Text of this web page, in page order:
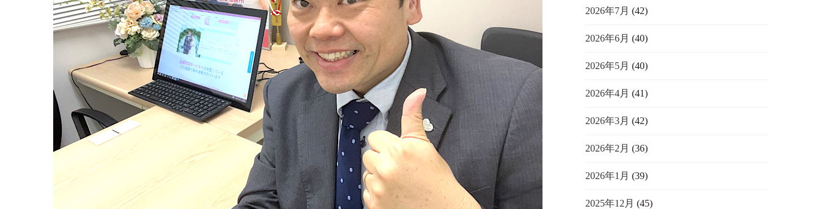
2026年7月 (42)
2026年6月 (40)
2026年5月 (40)
2026年4月 (41)
2026年3月 (42)
2026年2月 (36)
2026年1月 (39)
2025年12月 (45)